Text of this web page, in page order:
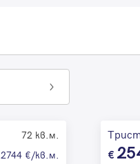
72 кв.м.
2744 €/кв.м.